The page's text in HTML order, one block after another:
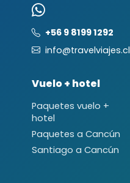
+56 9 8199 1292
info@travelviajes.cl
Vuelo + hotel
Paquetes vuelo +
hotel
Paquetes a Cancún
Santiago a Cancún